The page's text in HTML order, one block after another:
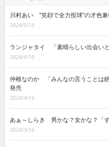
川村あい “笑顔で全力投球”の才色
2024/5/16
ランジャタイ 「素晴らしい出会い
2024/4/16
仲根なのか 「みんなの言うことは
発売
2024/4/16
あぁ～しらき 男かな？女かな？「ず
2024/3/16